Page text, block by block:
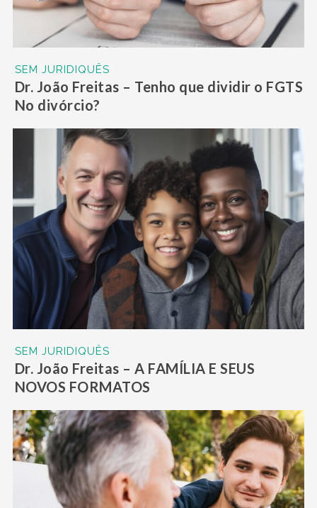
SEM JURIDIQUÊS
Dr. João Freitas – Tenho que dividir o FGTS
No divórcio?
SEM JURIDIQUÊS
Dr. João Freitas – A FAMÍLIA E SEUS
NOVOS FORMATOS